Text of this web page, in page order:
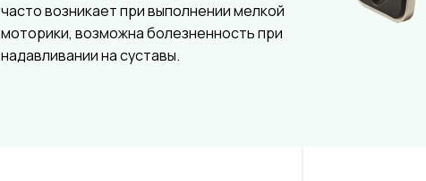
часто возникает при выполнении мелкой
моторики, возможна болезненность при
надавливании на суставы.